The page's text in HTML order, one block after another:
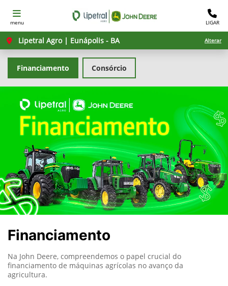
menu LIGAR
Lipetral Agro | Eunápolis - BA Alterar
Consórcio
Financiamento
Financiamento
Na John Deere, compreendemos o papel crucial do
financiamento de máquinas agrícolas no avanço da
agricultura.